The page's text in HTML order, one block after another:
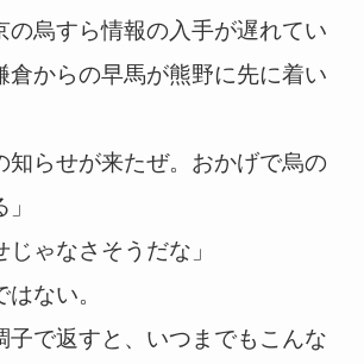
の烏すら情報の入手が遅れてい
倉からの早馬が熊野に先に着い
知らせが来たぜ。おかげで烏の
じゃなさそうだな」
ない。
子で返すと、いつまでもこんな